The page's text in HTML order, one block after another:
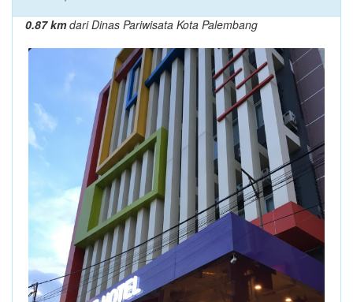
0.87 kmdari Dinas Pariwisata Kota Palembang